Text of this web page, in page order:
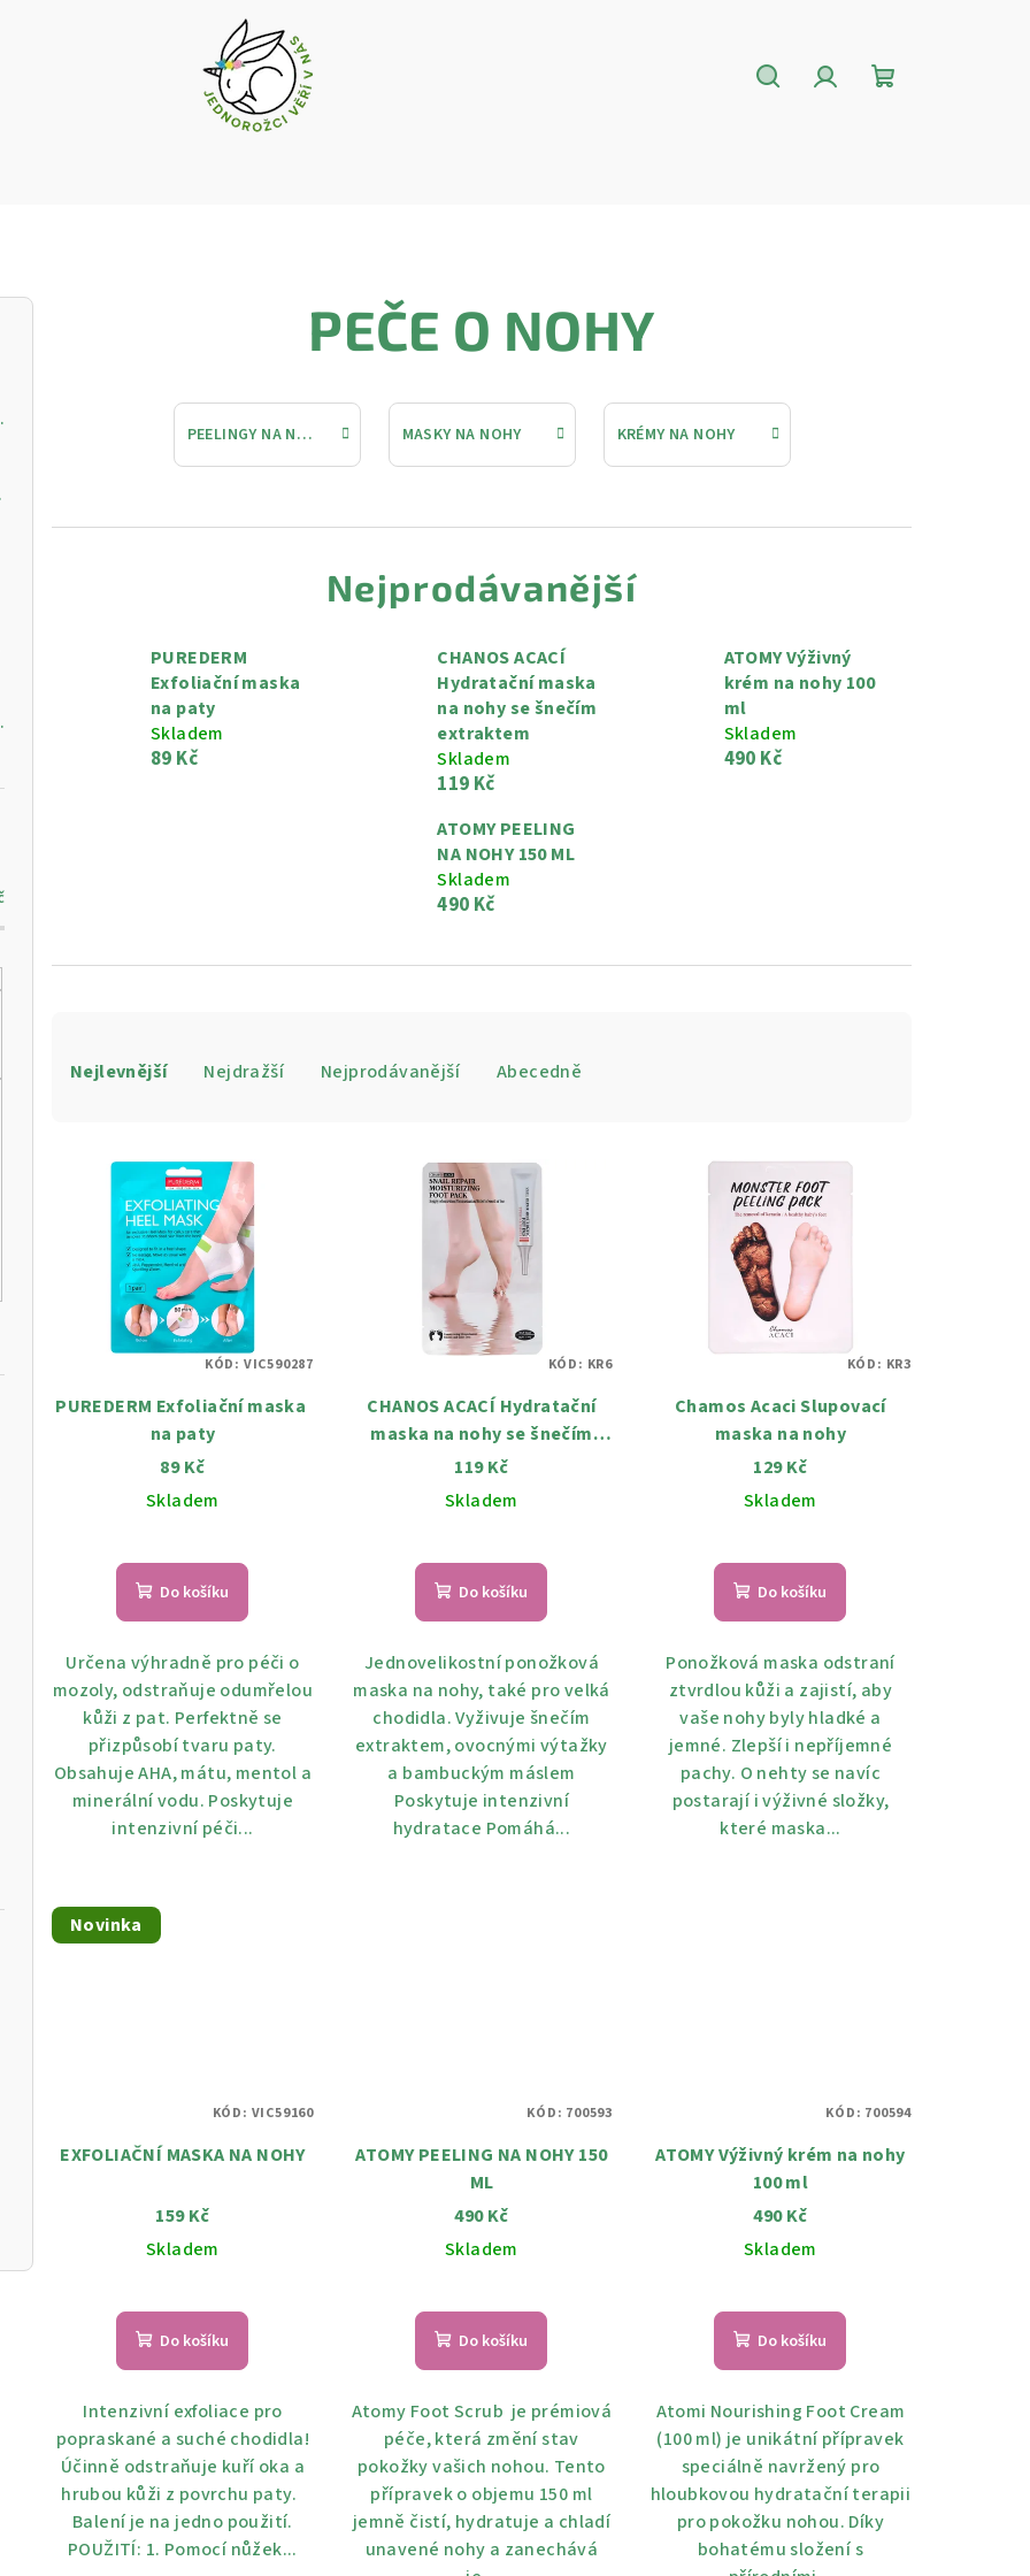
vitamínem C
PLEŤ
250 ml
PEČE O NOHY
PEELINGY NA NOHY MASKY NA NOHY KRÉMY NA NOHY
Nejprodávanější
PUREDERM
Exfoliační maska ​​
na paty
Skladem
89 Kč
CHANOS ACACÍ
Hydratační maska
na nohy se šnečím
extraktem
Skladem
119 Kč
ATOMY Výživný
krém na nohy 100
ml
Skladem
490 Kč
ATOMY PEELING
NA NOHY 150 ML
Skladem
490 Kč
a
o
Nejlevnější Nejdražší Nejprodávanější Abecedně
r
ů
PUREDERM Exfoliační maska ​​
na paty
89 Kč
Skladem
Do košíku
Určena výhradně pro péči o
mozoly, odstraňuje odumřelou
kůži z pat. Perfektně se
přizpůsobí tvaru paty.
Obsahuje AHA, mátu, mentol a
minerální vodu. Poskytuje
intenzivní péči...
KÓD: VIC590287
CHANOS ACACÍ Hydratační
maska na nohy se šnečím
extraktem
119 Kč
Skladem
Do košíku
Jednovelikostní ponožková
maska ​​na nohy, také pro velká
chodidla. Vyživuje šnečím
extraktem, ovocnými výtažky
a bambuckým máslem
Poskytuje intenzivní
hydratace Pomáhá...
KÓD: KR6
Chamos Acaci Slupovací
maska ​​na nohy
129 Kč
Skladem
Do košíku
Ponožková maska ​​​​odstraní
ztvrdlou kůži a zajistí, aby
vaše nohy byly hladké a
jemné. Zlepší i nepříjemné
pachy. O nehty se navíc
postarají i výživné složky,
které maska...
KÓD: KR3
Novinka
EXFOLIAČNÍ MASKA NA NOHY
159 Kč
Skladem
Do košíku
Intenzivní exfoliace pro
popraskané a suché chodidla!
Účinně odstraňuje kuří oka a
hrubou kůži z povrchu paty.
Balení je na jedno použití.
POUŽITÍ: 1. Pomocí nůžek...
KÓD: VIC59160
ATOMY PEELING NA NOHY 150
ML
490 Kč
Skladem
hodnocení
produktu
je
5,0
hvězdiček.
Do košíku
Atomy Foot Scrub je prémiová
péče, která změní stav
pokožky vašich nohou. Tento
přípravek o objemu 150 ml
jemně čistí, hydratuje a chladí
unavené nohy a zanechává
KÓD: 700593
ATOMY Výživný krém na nohy
100 ml
490 Kč
Skladem
Do košíku
Atomi Nourishing Foot Cream
(100 ml) je unikátní přípravek
speciálně navržený pro
hloubkovou hydratační terapii
pro pokožku nohou. Díky
bohatému složení s
KÓD: 700594